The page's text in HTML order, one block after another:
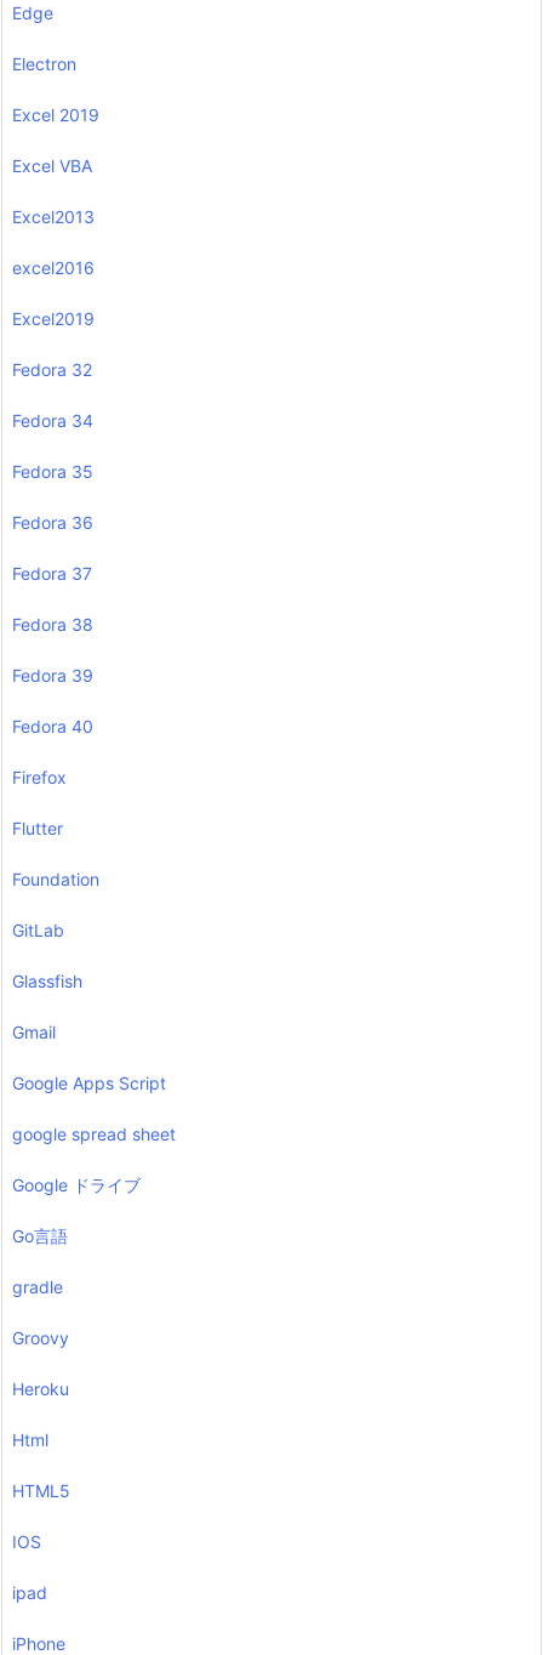
Edge
Electron
Excel 2019
Excel VBA
Excel2013
excel2016
Excel2019
Fedora 32
Fedora 34
Fedora 35
Fedora 36
Fedora 37
Fedora 38
Fedora 39
Fedora 40
Firefox
Flutter
Foundation
GitLab
Glassfish
Gmail
Google Apps Script
google spread sheet
Google ドライブ
Go言語
gradle
Groovy
Heroku
Html
HTML5
IOS
ipad
iPhone